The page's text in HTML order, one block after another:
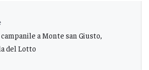
a Monte san Giusto,
del Lotto